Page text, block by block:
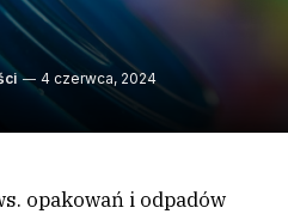
4 czerwca, 2024
opakowań i odpadów